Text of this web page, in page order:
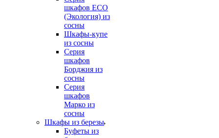
шкафов ECO
(Экология) из
сосны
Шкафы-купе
из сосны
Серия
шкафов
Борджия из
сосны
Серия
шкафов
Марко из
сосны
Шкафы из березы
Буфеты из